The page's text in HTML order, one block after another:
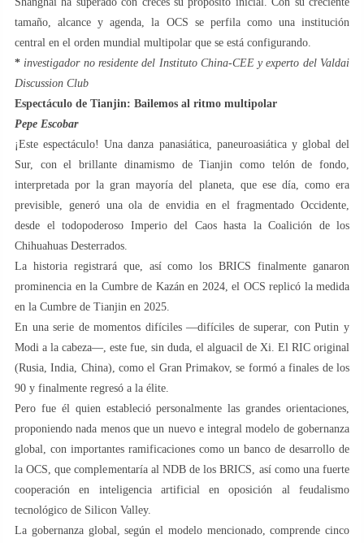
tamaño, alcance y agenda, la OCS se perfila como una institución
central en el orden mundial multipolar que se está configurando.
* investigador no residente del Instituto China-CEE y experto del Valdai
Discussion Club
Espectáculo de Tianjin: Bailemos al ritmo multipolar
Pepe Escobar
¡Este espectáculo! Una danza panasiática, paneuroasiática y global del
Sur, con el brillante dinamismo de Tianjin como telón de fondo,
interpretada por la gran mayoría del planeta, que ese día, como era
previsible, generó una ola de envidia en el fragmentado Occidente,
desde el todopoderoso Imperio del Caos hasta la Coalición de los
Chihuahuas Desterrados.
La historia registrará que, así como los BRICS finalmente ganaron
prominencia en la Cumbre de Kazán en 2024, el OCS replicó la medida
en la Cumbre de Tianjin en 2025.
En una serie de momentos difíciles —difíciles de superar, con Putin y
Modi a la cabeza—, este fue, sin duda, el alguacil de Xi. El RIC original
(Rusia, India, China), como el Gran Primakov, se formó a finales de los
90 y finalmente regresó a la élite.
Pero fue él quien estableció personalmente las grandes orientaciones,
proponiendo nada menos que un nuevo e integral modelo de gobernanza
global, con importantes ramificaciones como un banco de desarrollo de
la OCS, que complementaría al NDB de los BRICS, así como una fuerte
cooperación en inteligencia artificial en oposición al feudalismo
tecnológico de Silicon Valley.
La gobernanza global, según el modelo mencionado, comprende cinco